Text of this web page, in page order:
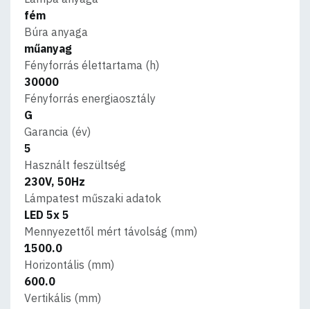
fém
Búra anyaga
műanyag
Fényforrás élettartama (h)
30000
Fényforrás energiaosztály
G
Garancia (év)
5
Használt feszültség
230V, 50Hz
Lámpatest műszaki adatok
LED 5x 5
Mennyezettől mért távolság (mm)
1500.0
Horizontális (mm)
600.0
Vertikális (mm)